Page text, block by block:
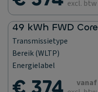
excl. btw
49 kWh FWD Core
Transmissietype
Bereik (WLTP)
Energielabel
vanaf